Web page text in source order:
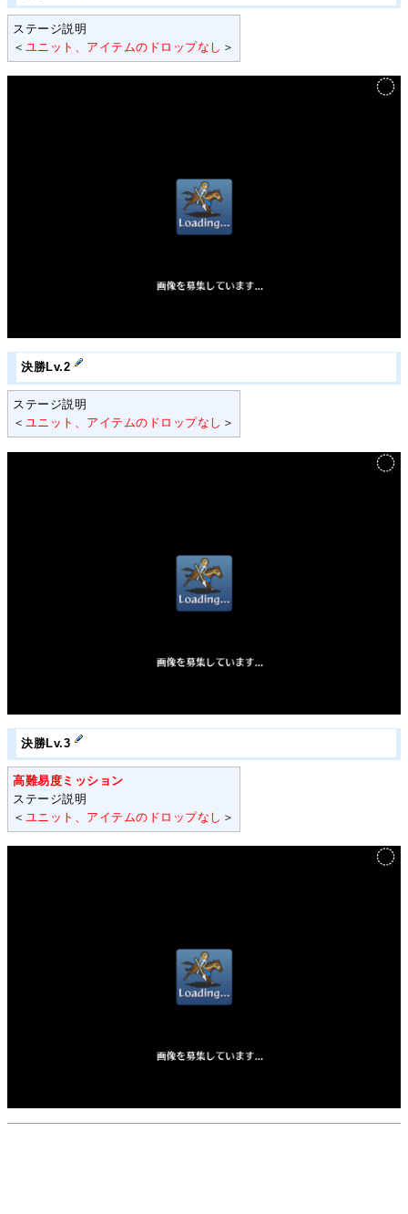
ステージ説明
＜ ユニット、アイテムのドロップなし ＞
決勝Lv.2
ステージ説明
＜ ユニット、アイテムのドロップなし ＞
決勝Lv.3
高難易度ミッション
ステージ説明
＜ ユニット、アイテムのドロップなし ＞